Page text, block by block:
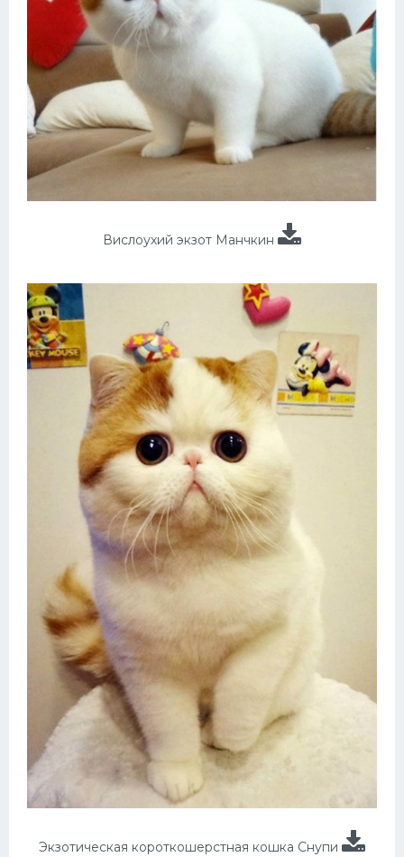
Вислоухий экзот Манчкин
Экзотическая короткошерстная кошка Снупи